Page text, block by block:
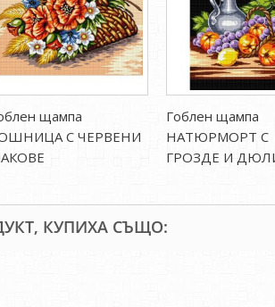
щампа
С ЧЕРВЕНИ
Гоблен щампа
НАТЮРМОРТ С
ГРОЗДЕ И
КУПИХА СЪЩО: